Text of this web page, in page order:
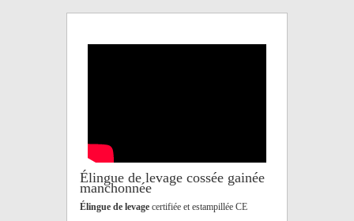
Élingue de levage cossée gainée
manchonnée
Élingue de levage certifiée et estampillée CE